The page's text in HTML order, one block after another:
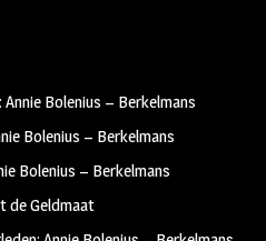
Annie Bolenius – Berkelmans
Bolenius – Berkelmans
Bolenius – Berkelmans
de Geldmaat